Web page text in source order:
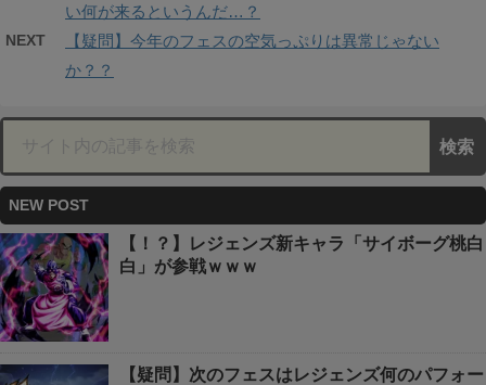
い何が来るというんだ…？
NEXT
【疑問】今年のフェスの空気っぷりは異常じゃない
か？？
NEW POST
【！？】レジェンズ新キャラ「サイボーグ桃白
白」が参戦ｗｗｗ
【疑問】次のフェスはレジェンズ何のパフォー